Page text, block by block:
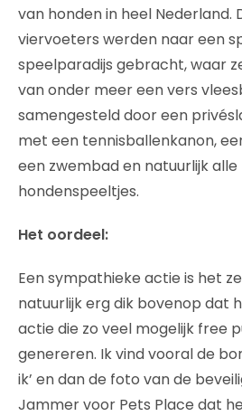
van honden in heel Nederland.
viervoeters werden naar een
speelparadijs gebracht, waar
van onder meer een vers
samengesteld door een
met een tennisballenkanon,
een zwembad en natuurlijk alle
hondenspeeltjes.
Het oordeel:
Een sympathieke actie is het
natuurlijk erg dik bovenop dat
actie die zo veel mogelijk free
genereren. Ik vind vooral de
ik’ en dan de foto van de
Jammer voor Pets Place dat